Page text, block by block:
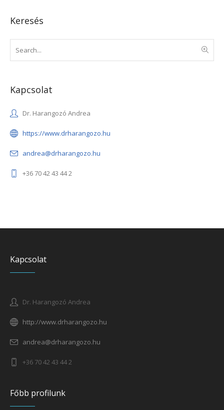
Keresés
Kapcsolat
Dr. Harangozó Andrea
https://www.drharangozo.hu
andrea@drharangozo.hu
+36 70 42 43 44 2
Kapcsolat
Dr. Harangozó Andrea
http://www.drharangozo.hu
andrea@drharangozo.hu
+36 70 42 43 44 2
Főbb profilunk